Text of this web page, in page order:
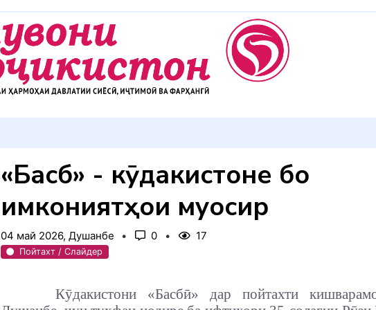
«Басбӣ» - кӯдакистоне бо
имкониятҳои муосир
04 май 2026, Душанбе 0 17
Пойтахт / Слайдер
Кӯдакистони «Басбӣ» дар пойтахти